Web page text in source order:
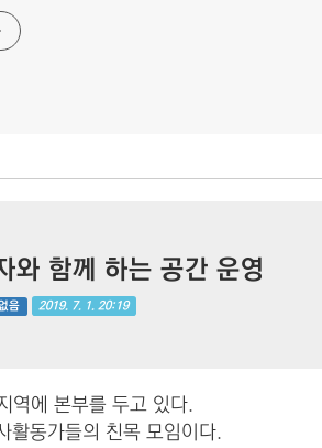
와 함께 하는 공간 운영
음 2019. 7. 1. 20:19
역에 본부를 두고 있다.
활동가들의 친목 모임이다.